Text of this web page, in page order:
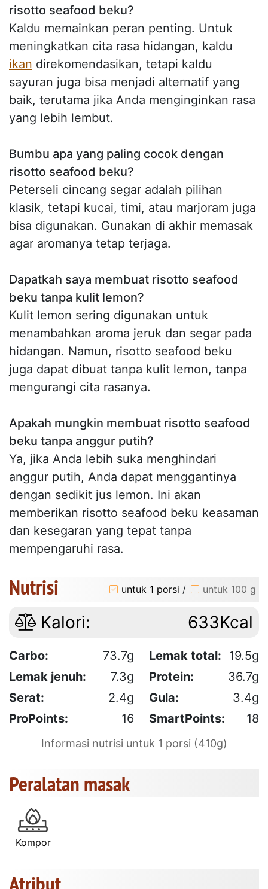
risotto seafood beku?
Kaldu memainkan peran penting. Untuk
meningkatkan cita rasa hidangan, kaldu
ikan direkomendasikan, tetapi kaldu
sayuran juga bisa menjadi alternatif yang
baik, terutama jika Anda menginginkan rasa
yang lebih lembut.
Bumbu apa yang paling cocok dengan
risotto seafood beku?
Peterseli cincang segar adalah pilihan
klasik, tetapi kucai, timi, atau marjoram juga
bisa digunakan. Gunakan di akhir memasak
agar aromanya tetap terjaga.
Dapatkah saya membuat risotto seafood
beku tanpa kulit lemon?
Kulit lemon sering digunakan untuk
menambahkan aroma jeruk dan segar pada
hidangan. Namun, risotto seafood beku
juga dapat dibuat tanpa kulit lemon, tanpa
mengurangi cita rasanya.
Apakah mungkin membuat risotto seafood
beku tanpa anggur putih?
Ya, jika Anda lebih suka menghindari
anggur putih, Anda dapat menggantinya
dengan sedikit jus lemon. Ini akan
memberikan risotto seafood beku keasaman
dan kesegaran yang tepat tanpa
mempengaruhi rasa.
Nutrisi untuk 1 porsi / untuk 100 g
Kalori: 633Kcal
Carbo: 73.7g Lemak total:
19.5g
Lemak jenuh:
7.3g Protein:
36.7g
Serat:
2.4g Gula:
3.4g
ProPoints:
16 SmartPoints: 18
Informasi nutrisi untuk 1 porsi (410g)
Peralatan masak
Kompor